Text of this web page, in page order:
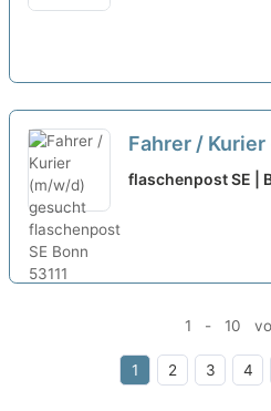
Fahrer /
neu
flaschenpost SE |
1 - 10
1 2 3 4